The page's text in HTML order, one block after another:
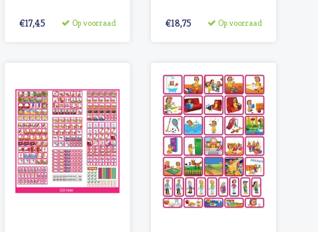
basisset Morgenster,
pictogrammen.
€17,45 Op voorraad
planbord
planning.
€18,75 Op voorraad